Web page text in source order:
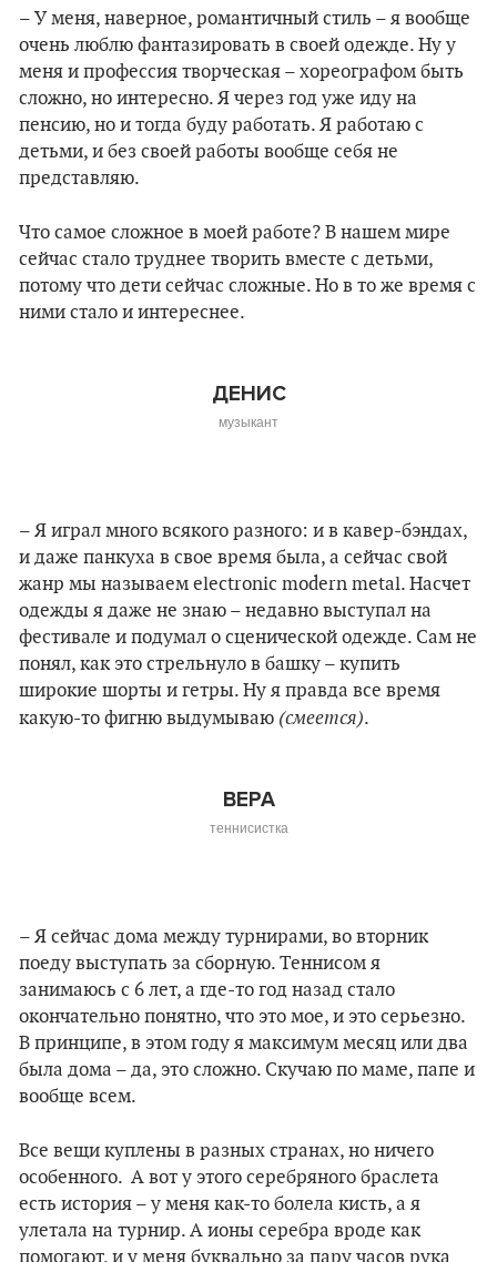
– У меня, наверное, романтичный стиль – я вообще
очень люблю фантазировать в своей одежде. Ну у
меня и профессия творческая – хореографом быть
сложно, но интересно. Я через год уже иду на
пенсию, но и тогда буду работать. Я работаю с
детьми, и без своей работы вообще себя не
представляю.
Что самое сложное в моей работе? В нашем мире
сейчас стало труднее творить вместе с детьми,
потому что дети сейчас сложные. Но в то же время с
ними стало и интереснее.
ДЕНИС
музыкант
– Я играл много всякого разного: и в кавер-бэндах,
и даже панкуха в свое время была, а сейчас свой
жанр мы называем electronic modern metal. Насчет
одежды я даже не знаю – недавно выступал на
фестивале и подумал о сценической одежде. Сам не
понял, как это стрельнуло в башку – купить
широкие шорты и гетры. Ну я правда все время
какую-то фигню выдумываю (смеется).
ВЕРА
теннисистка
– Я сейчас дома между турнирами, во вторник
поеду выступать за сборную. Теннисом я
занимаюсь с 6 лет, а где-то год назад стало
окончательно понятно, что это мое, и это серьезно.
В принципе, в этом году я максимум месяц или два
была дома – да, это сложно. Скучаю по маме, папе и
вообще всем.
Все вещи куплены в разных странах, но ничего
особенного. А вот у этого серебряного браслета
есть история – у меня как-то болела кисть, а я
улетала на турнир. А ионы серебра вроде как
помогают, и у меня буквально за пару часов рука